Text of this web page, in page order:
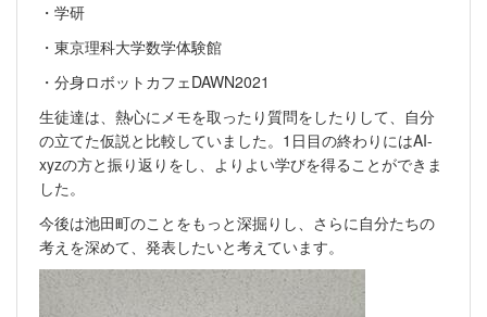
・学研
・東京理科大学数学体験館
・分身ロボットカフェDAWN2021
生徒達は、熱心にメモを取ったり質問をしたりして、自分
の立てた仮説と比較していました。1日目の終わりにはAI-
xyzの方と振り返りをし、よりよい学びを得ることができま
した。
今後は池田町のことをもっと深掘りし、さらに自分たちの
考えを深めて、発表したいと考えています。